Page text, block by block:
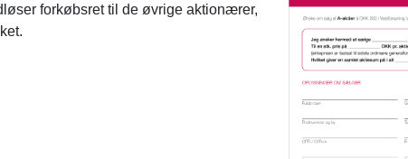
forkøbsret til de øvrige aktionærer,